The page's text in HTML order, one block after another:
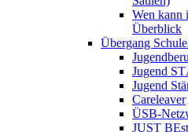
Wen kann
Überblick
Übergang
Jugend
Jugend
Careleaver
ÜSB-
JUST BEst